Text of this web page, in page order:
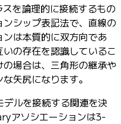
を論理的に接続するもの
シップ表記法で、直線の
は本質的に双方向であ
の存在を認識しているこ
場合は、三角形の継承や
矢尻になります。
ルを接続する関連を決
アソシエーションは3-